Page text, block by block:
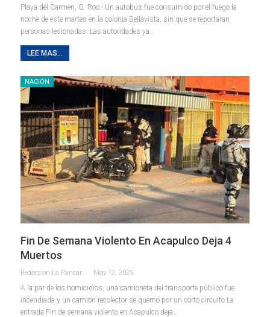
Playa del Carmen, Q. Roo.- Un autobús fue consumido por el fuego la
noche de este martes en la colonia Bellavista, sin que se reportaran
personas lesionadas. Las autoridades ya…
LEE MAS...
NACIÓN
Fin De Semana Violento En Acapulco Deja 4
Muertos
May 12, 2025
A la par de los homicidios, una camioneta del transporte público fue
incendiada y un camión recolector se quemó por un corto circuito La
entrada Fin de semana violento en Acapulco deja…